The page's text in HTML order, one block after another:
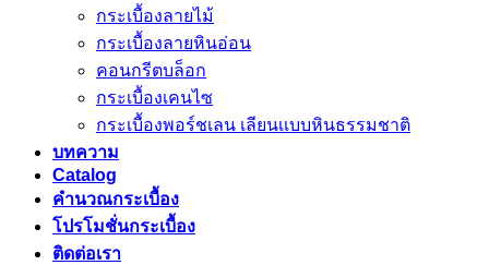
กระเบื้องลายไม้
กระเบื้องลายหินอ่อน
คอนกรีตบล็อก
กระเบื้องเคนไซ
กระเบื้องพอร์ชเลน เลียนเเบบหินธรรมชาติ
บทความ
Catalog
คำนวณกระเบื้อง
โปรโมชั่นกระเบื้อง
ติดต่อเรา